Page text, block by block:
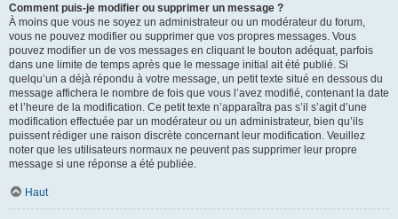
Comment puis-je modifier ou supprimer un message ?
À moins que vous ne soyez un administrateur ou un modérateur du forum,
vous ne pouvez modifier ou supprimer que vos propres messages. Vous
pouvez modifier un de vos messages en cliquant le bouton adéquat, parfois
dans une limite de temps après que le message initial ait été publié. Si
quelqu’un a déjà répondu à votre message, un petit texte situé en dessous du
message affichera le nombre de fois que vous l’avez modifié, contenant la date
et l’heure de la modification. Ce petit texte n’apparaîtra pas s’il s’agit d’une
modification effectuée par un modérateur ou un administrateur, bien qu’ils
puissent rédiger une raison discrète concernant leur modification. Veuillez
noter que les utilisateurs normaux ne peuvent pas supprimer leur propre
message si une réponse a été publiée.
Haut